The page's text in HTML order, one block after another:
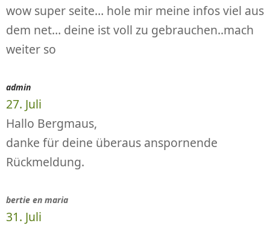
wow super seite… hole mir meine infos viel aus
dem net… deine ist voll zu gebrauchen..mach
weiter so
admin
27. Juli
Hallo Bergmaus,
danke für deine überaus anspornende
Rückmeldung.
bertie en maria
31. Juli